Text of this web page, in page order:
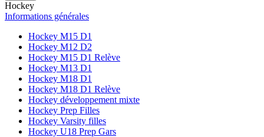
Hockey
Informations générales
Hockey M15 D1
Hockey M12 D2
Hockey M15 D1 Relève
Hockey M13 D1
Hockey M18 D1
Hockey M18 D1 Relève
Hockey développement mixte
Hockey Prep Filles
Hockey Varsity filles
Hockey U18 Prep Gars